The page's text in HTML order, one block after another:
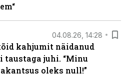
04.08.26, 14:28
kahjumit näidanud
taustaga juhi. “Minu
oleks null!”